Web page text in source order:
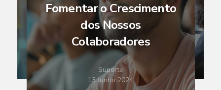
Fomentar o Crescimento
dos Nossos
Colaboradores
Suporte
13Junho 2024